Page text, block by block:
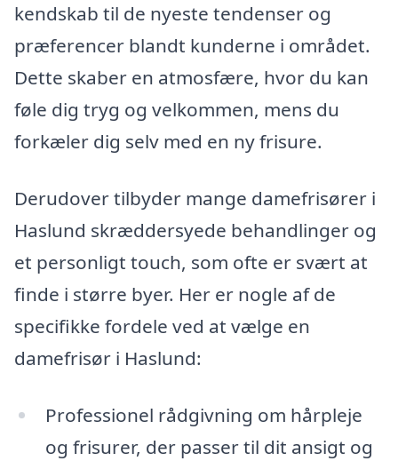
kendskab til de nyeste tendenser og
præferencer blandt kunderne i området.
Dette skaber en atmosfære, hvor du kan
føle dig tryg og velkommen, mens du
forkæler dig selv med en ny frisure.
Derudover tilbyder mange damefrisører i
Haslund skræddersyede behandlinger og
et personligt touch, som ofte er svært at
finde i større byer. Her er nogle af de
specifikke fordele ved at vælge en
damefrisør i Haslund:
Professionel rådgivning om hårpleje
og frisurer, der passer til dit ansigt og